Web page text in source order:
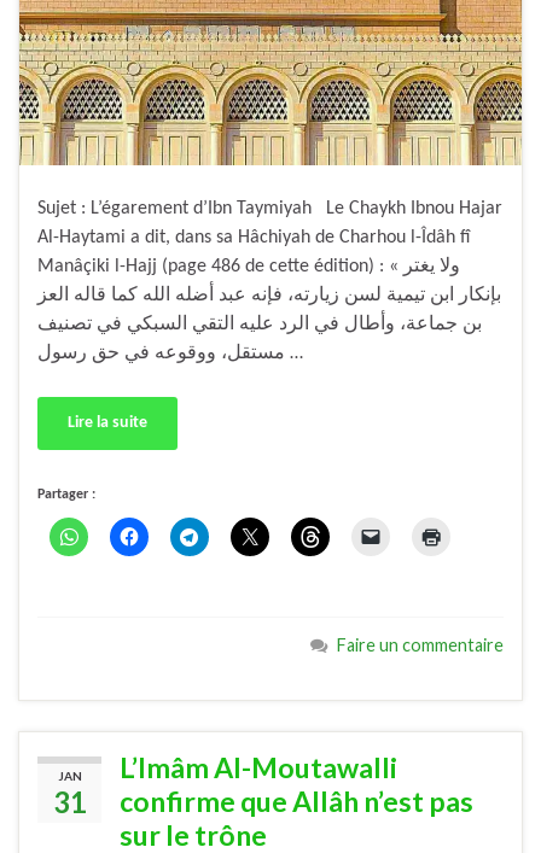
Sujet : L’égarement d’Ibn Taymiyah Le Chaykh Ibnou Hajar
Al-Haytami a dit, dans sa Hâchiyah de Charhou l-Îdâh fî
Manâçiki l-Hajj (page 486 de cette édition) : « ولا يغتر
بإنكار ابن تيمية لسن زيارته، فإنه عبد أضله الله كما قاله العز
بن جماعة، وأطال في الرد عليه التقي السبكي في تصنيف
مستقل، ووقوعه في حق رسول …
Lire la suite
Partager :
Faire un commentaire
JAN
31
L’Imâm Al-Moutawalli
confirme que Allâh n’est pas
sur le trône